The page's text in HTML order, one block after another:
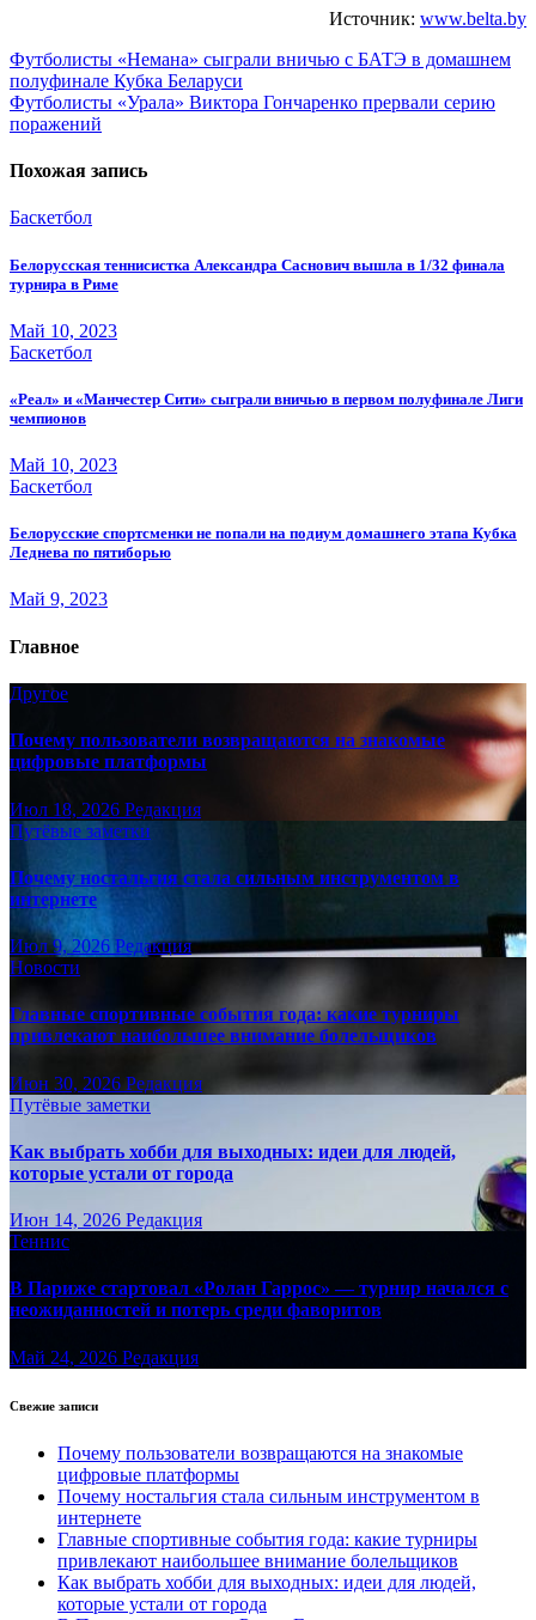
Источник: www.belta.by
Навигация
по
записям
Футболисты «Немана» сыграли вничью с БАТЭ в домашнем
полуфинале Кубка Беларуси
Футболисты «Урала» Виктора Гончаренко прервали серию
поражений
Похожая запись
Баскетбол
Белорусская теннисистка Александра Саснович вышла в 1/32 финала
турнира в Риме
Май 10, 2023
Баскетбол
«Реал» и «Манчестер Сити» сыграли вничью в первом полуфинале Лиги
чемпионов
Май 10, 2023
Баскетбол
Белорусские спортсменки не попали на подиум домашнего этапа Кубка
Леднева по пятиборью
Май 9, 2023
Главное
Другое
Почему пользователи возвращаются на знакомые
цифровые платформы
Июл 18, 2026 Редакция
Путёвые заметки
Почему ностальгия стала сильным инструментом в
интернете
Июл 9, 2026 Редакция
Новости
Главные спортивные события года: какие турниры
привлекают наибольшее внимание болельщиков
Июн 30, 2026 Редакция
Путёвые заметки
Как выбрать хобби для выходных: идеи для людей,
которые устали от города
Июн 14, 2026 Редакция
Теннис
В Париже стартовал «Ролан Гаррос» — турнир начался с
неожиданностей и потерь среди фаворитов
Май 24, 2026 Редакция
Свежие записи
Почему пользователи возвращаются на знакомые
цифровые платформы
Почему ностальгия стала сильным инструментом в
интернете
Главные спортивные события года: какие турниры
привлекают наибольшее внимание болельщиков
Как выбрать хобби для выходных: идеи для людей,
которые устали от города